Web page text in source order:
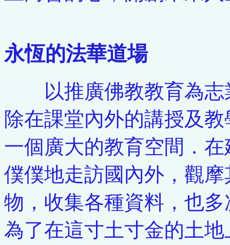
永恆的法華道場
以推廣佛教教育為志
除在課堂內外的講授及
一個廣大的教育空間．
僕僕地走訪國內外，觀
物，收集各種資料，也
為了在這寸土寸金的土